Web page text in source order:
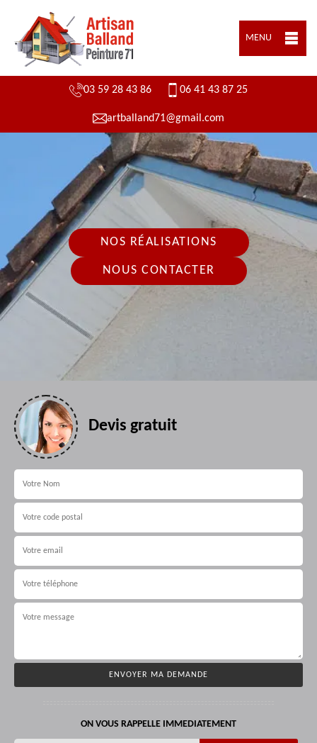
MENU
03 59 28 43 86 06 41 43 87 25
artballand71@gmail.com
NOS RÉALISATIONS
NOUS CONTACTER
Devis gratuit
ON VOUS RAPPELLE IMMEDIATEMENT